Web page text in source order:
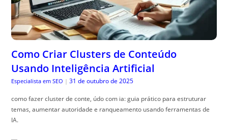
Como Criar Clusters de Conteúdo
Usando Inteligência Artificial
Especialista em SEO | 31 de outubro de 2025
como fazer cluster de conte, údo com ia: guia prático para estruturar
temas, aumentar autoridade e ranqueamento usando ferramentas de
IA.